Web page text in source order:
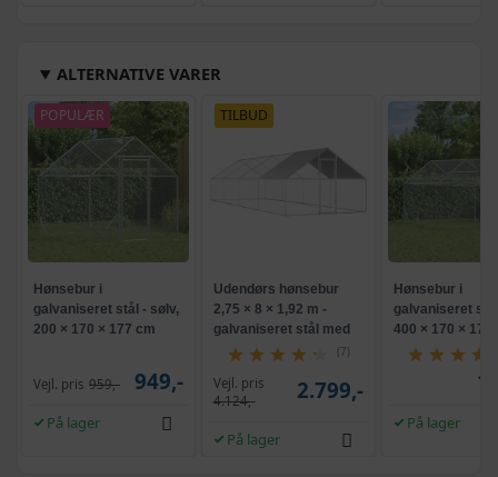
ALTERNATIVE VARER
POPULÆR
Hønsebur i
galvaniseret stål - sølv,
200 × 170 × 177 cm
Vejl. pris 959,- 949,-
På lager
TILBUD
Udendørs hønsebur
2,75 × 8 × 1,92 m -
galvaniseret stål med
PE-tag
(7)
Vejl. pris
4.124,-
2.799,-
På lager
Hønsebur i
galvaniseret
400 × 170 × 177
På lager